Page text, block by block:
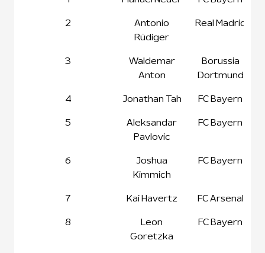
2
Antonio
Rüdiger
Real Madrid
3
Waldemar
Anton
Borussia
Dortmund
4 Jonathan Tah FC Bayern
5
Aleksandar
Pavlovic
FC Bayern
6
Joshua
Kimmich
FC Bayern
7 Kai Havertz FC Arsenal
8
Leon
Goretzka
FC Bayern